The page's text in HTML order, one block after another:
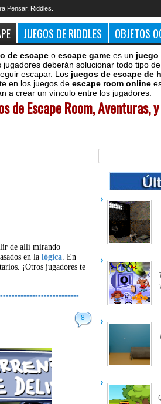
Pensar, Riddles.
JUEGOS DE RIDDLES OBJETOS
de escape o escape game es un juego
deberán solucionar todo tipo de
escapar. Los juegos de escape de
en los juegos de escape room online
a crear un vínculo entre los jugadores.
de Escape Room, Aventuras,
de allí mirando
en lalógica. En
¡Otros jugadores te
8